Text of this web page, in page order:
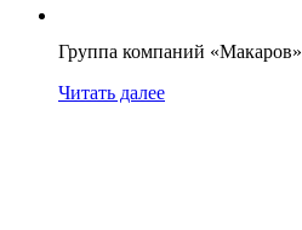
Группа компаний «Макаров»
Читать далее